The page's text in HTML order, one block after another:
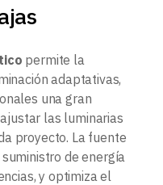
permite la
adaptativas,
una gran
las luminarias
proyecto. La fuente
de energía
y optimiza el